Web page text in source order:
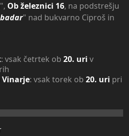
Ob železnici 16, na podstrešju
" nad bukvarno Ciproš in
: vsak četrtek ob 20. uri v
: vsak torek ob 20. uri pri